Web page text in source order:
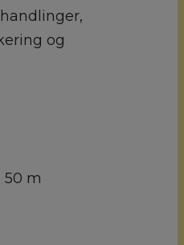
og
50 m